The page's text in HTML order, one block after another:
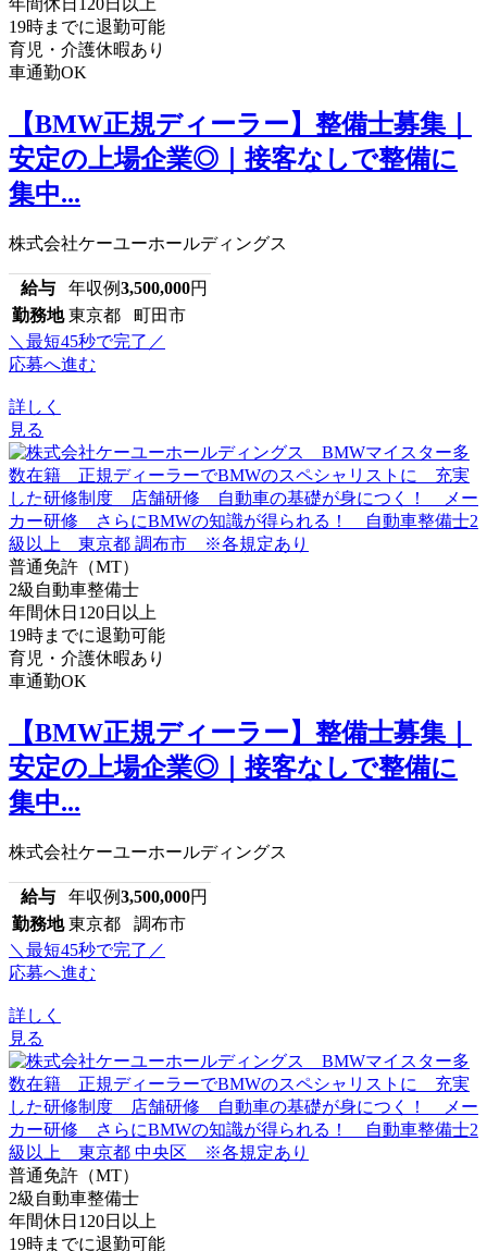
年間休日120日以上
19時までに退勤可能
育児・介護休暇あり
車通勤OK
【BMW正規ディーラー】整備士募集｜
安定の上場企業◎｜接客なしで整備に
集中...
株式会社ケーユーホールディングス
給与 年収例3,500,000円
勤務地 東京都 町田市
＼最短45秒で完了／
応募へ進む
詳しく
見る
普通免許（MT）
2級自動車整備士
年間休日120日以上
19時までに退勤可能
育児・介護休暇あり
車通勤OK
【BMW正規ディーラー】整備士募集｜
安定の上場企業◎｜接客なしで整備に
集中...
株式会社ケーユーホールディングス
給与 年収例3,500,000円
勤務地 東京都 調布市
＼最短45秒で完了／
応募へ進む
詳しく
見る
普通免許（MT）
2級自動車整備士
年間休日120日以上
19時までに退勤可能